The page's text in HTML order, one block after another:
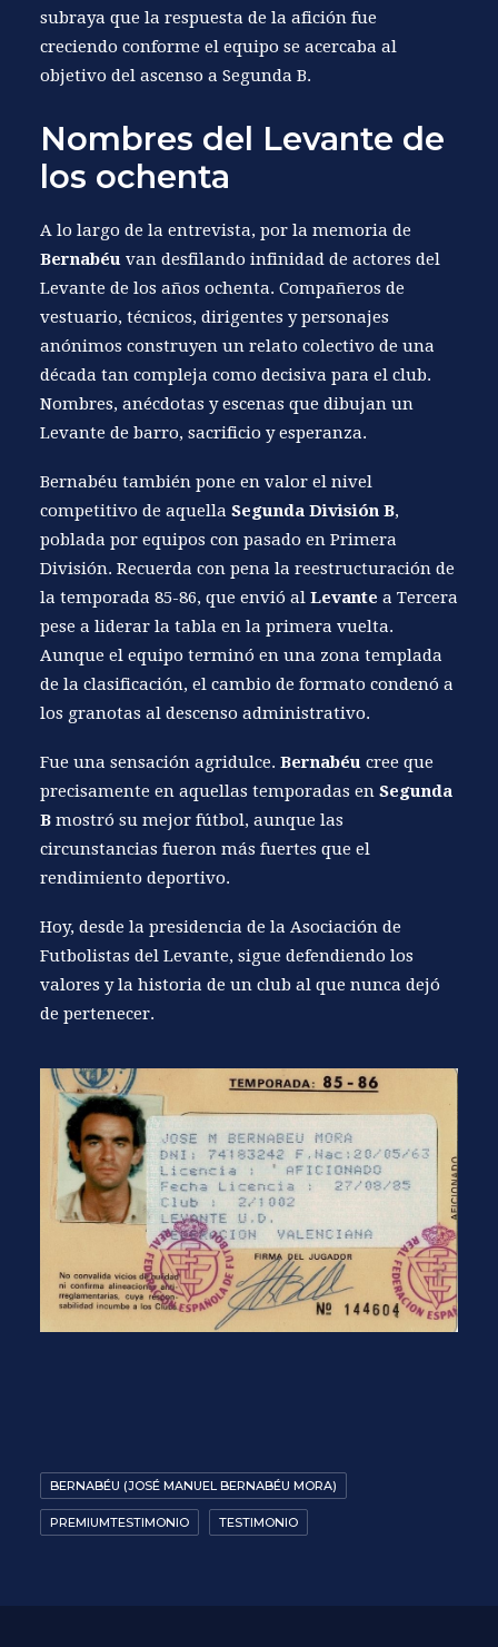
subraya que la respuesta de la afición fue
creciendo conforme el equipo se acercaba al
objetivo del ascenso a Segunda B.
Nombres del Levante de
los ochenta
A lo largo de la entrevista, por la memoria de
Bernabéu van desfilando infinidad de actores del
Levante de los años ochenta. Compañeros de
vestuario, técnicos, dirigentes y personajes
anónimos construyen un relato colectivo de una
década tan compleja como decisiva para el club.
Nombres, anécdotas y escenas que dibujan un
Levante de barro, sacrificio y esperanza.
Bernabéu también pone en valor el nivel
competitivo de aquella Segunda División B,
poblada por equipos con pasado en Primera
División. Recuerda con pena la reestructuración de
la temporada 85-86, que envió al Levante a Tercera
pese a liderar la tabla en la primera vuelta.
Aunque el equipo terminó en una zona templada
de la clasificación, el cambio de formato condenó a
los granotas al descenso administrativo.
Fue una sensación agridulce. Bernabéu cree que
precisamente en aquellas temporadas en Segunda
B mostró su mejor fútbol, aunque las
circunstancias fueron más fuertes que el
rendimiento deportivo.
Hoy, desde la presidencia de la Asociación de
Futbolistas del Levante, sigue defendiendo los
valores y la historia de un club al que nunca dejó
de pertenecer.
BERNABÉU (JOSÉ MANUEL BERNABÉU MORA)
PREMIUMTESTIMONIO TESTIMONIO